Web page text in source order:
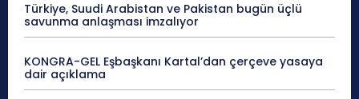
Türkiye, Suudi Arabistan ve Pakistan bugün üçlü
savunma anlaşması imzalıyor
KONGRA-GEL Eşbaşkanı Kartal’dan çerçeve yasaya
dair açıklama